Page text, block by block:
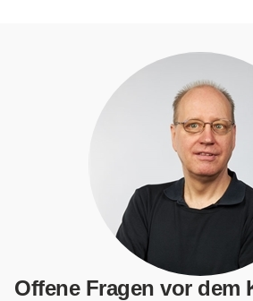
Offene Fragen vor dem